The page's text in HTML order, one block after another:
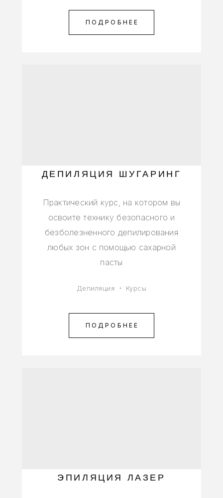
ПОДРОБНЕЕ
ДЕПИЛЯЦИЯ ШУГАРИНГ
Практический курс, на котором вы
освоите технику безопасного и
безболезненного депилирования
любых зон с помощью сахарной
пасты
Депиляция Курсы
ПОДРОБНЕЕ
ЭПИЛЯЦИЯ ЛАЗЕР